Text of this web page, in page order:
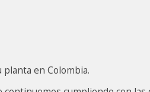
en Colombia.